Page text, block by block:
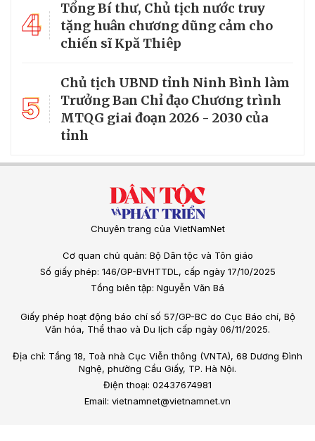
4
Tổng Bí thư, Chủ tịch nước truy
tặng huân chương dũng cảm cho
chiến sĩ Kpă Thiêp
5
Chủ tịch UBND tỉnh Ninh Bình làm
Trưởng Ban Chỉ đạo Chương trình
MTQG giai đoạn 2026 - 2030 của
tỉnh
Chuyên trang của VietNamNet
Cơ quan chủ quản: Bộ Dân tộc và Tôn giáo
Số giấy phép: 146/GP-BVHTTDL, cấp ngày 17/10/2025
Tổng biên tập: Nguyễn Văn Bá
Giấy phép hoạt động báo chí số 57/GP-BC do Cục Báo chí, Bộ
Văn hóa, Thể thao và Du lịch cấp ngày 06/11/2025.
Địa chỉ: Tầng 18, Toà nhà Cục Viễn thông (VNTA), 68 Dương Đình
Nghệ, phường Cầu Giấy, TP. Hà Nội.
Điện thoại: 02437674981
Email: vietnamnet@vietnamnet.vn